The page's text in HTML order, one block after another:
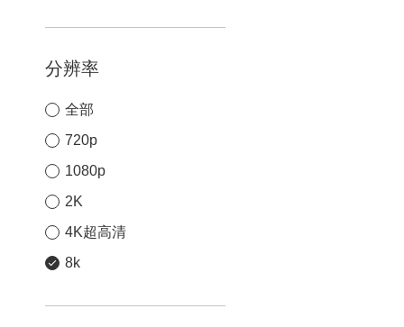
分辨率
全部
720p
1080p
2K
4K超高清
8k